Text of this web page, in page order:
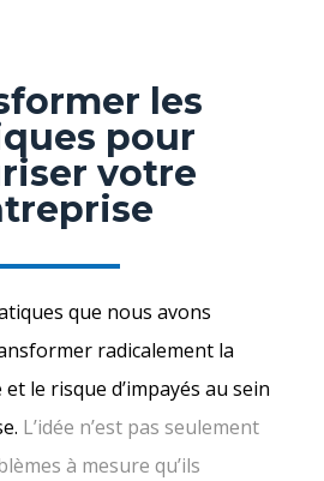
les
pour
votre
que nous avons
radicalement la
le risque d’impayés au sein
L’idée n’est pas seulement
à mesure qu’ils